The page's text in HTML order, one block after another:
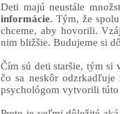
Deti majú neustále
informácie. Tým, že
chceme, aby hovorili.
nim bližšie. Budujeme si
Čím sú deti staršie, tým si
čo sa neskôr
psychológom vytvorili